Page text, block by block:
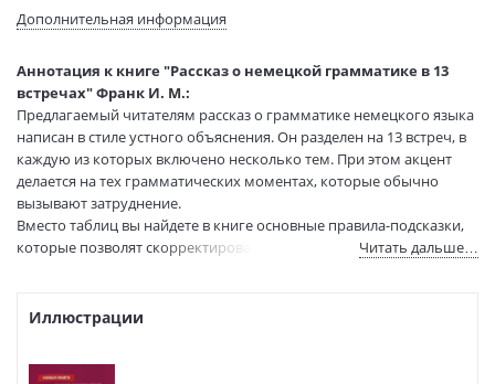
Язык текста:
русский
Формат:
84х108 1/32
Размеры в мм
(ДхШхВ):
200x130x8
Вес:
165 гр.
Страниц:
176
Тираж:
700 экз.
Код товара:
1258903
Артикул:
540264
Дополнительная информация
Аннотация к книге "Рассказ о немецкой грамматике в 13
встречах" Франк И. М.:
Предлагаемый читателям рассказ о грамматике немецкого языка
написан в стиле устного объяснения. Он разделен на 13 встреч, в
каждую из которых включено несколько тем. При этом акцент
делается на тех грамматических моментах, которые обычно
вызывают затруднение.
Вместо таблиц вы найдете в книге основные правила-подсказки,
которые позволят скорректировать вашу речь «на ходу», в самом
предполагает у читателя предварительных познаний в немецком
необходимое для грамотной речи и для понимания текстов
Читать дальше…
Иллюстрации